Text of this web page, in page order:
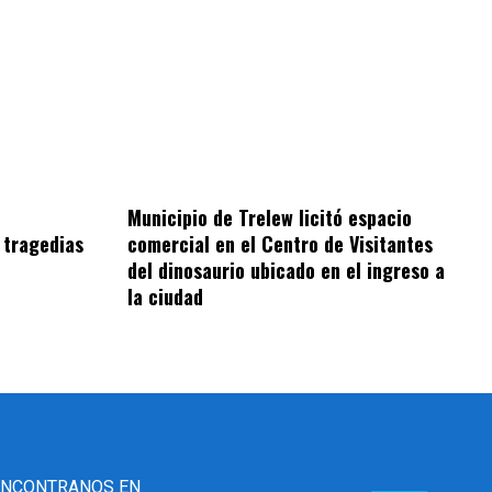
Municipio de Trelew licitó espacio
comercial en el Centro de Visitantes
del dinosaurio ubicado en el ingreso a
la ciudad
EN